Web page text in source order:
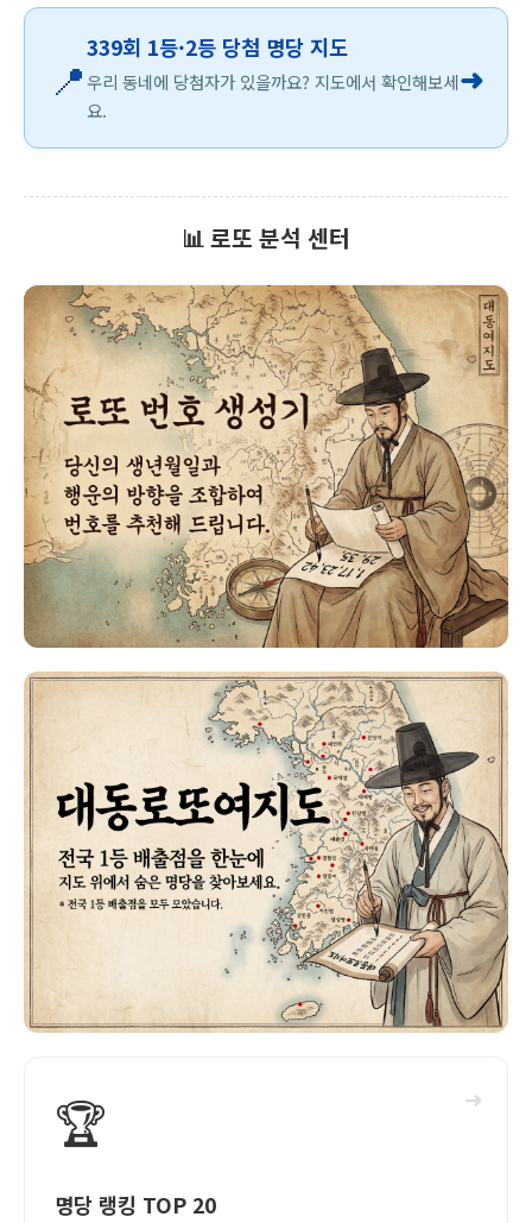
📍
339회 1등·2등 당첨 명당 지도
우리 동네에 당첨자가 있을까요? 지도에서 확인해보세
요.
➜
📊 로또 분석 센터
➜
🏆
명당 랭킹 TOP 20